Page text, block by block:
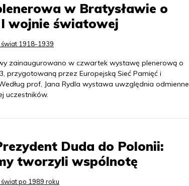
w Bratysławie o
wojnie światowej
świat 1918-1939
zainaugurowano w czwartek wystawę plenerową o
przygotowaną przez Europejską Sieć Pamięć i
prof, Jana Rydla wystawa uwzględnia odmienne
uczestników.
Duda do Polonii:
tworzyli wspólnotę
świat po 1989 roku